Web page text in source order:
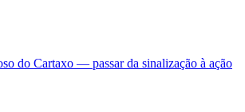
do Cartaxo — passar da sinalização à ação